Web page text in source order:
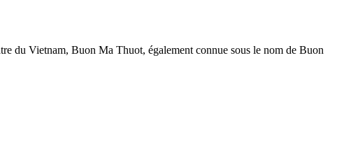
du Vietnam, Buon Ma Thuot, également connue sous le nom de Buon